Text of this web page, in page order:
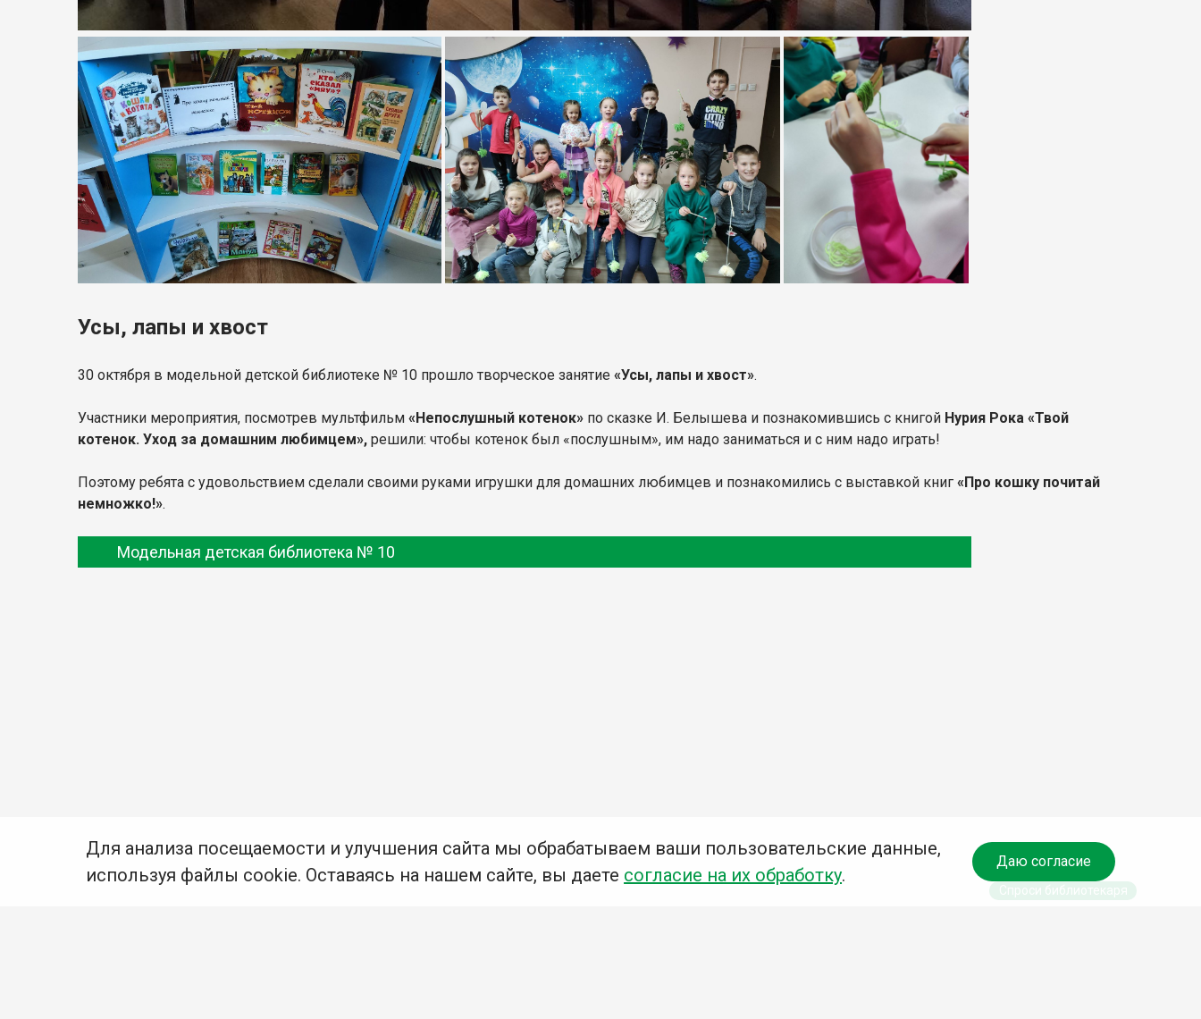
Усы, лапы и хвост
30 октября в модельной детской библиотеке № 10 прошло творческое занятие «Усы, лапы и хвост».
Участники мероприятия, посмотрев мультфильм «Непослушный котенок» по сказке И. Белышева и познакомившись с книгой Нурия Рока «Твой
котенок. Уход за домашним любимцем», решили: чтобы котенок был «послушным», им надо заниматься и с ним надо играть!
Поэтому ребята с удовольствием сделали своими руками игрушки для домашних любимцев и познакомились с выставкой книг «Про кошку почитай
немножко!».
Модельная детская библиотека № 10
Для анализа посещаемости и улучшения сайта мы обрабатываем ваши пользовательские данные,
используя файлы cookie. Оставаясь на нашем сайте, вы даете согласие на их обработку.
Даю согласие
Спроси библиотекаря